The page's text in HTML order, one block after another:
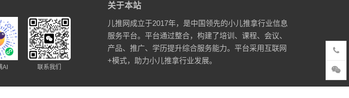
AI 联系我们
关于本站
儿推网成立于2017年，是中国领先的小儿推拿行业信息
服务平台。平台通过整合，构建了培训、课程、会议、
产品、推广、学历提升综合服务能力。平台采用互联网
+模式，助力小儿推拿行业发展。